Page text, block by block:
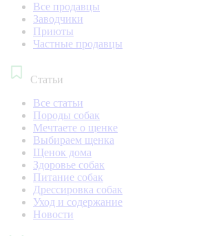
Все продавцы
Заводчики
Приюты
Частные продавцы
Статьи
Все статьи
Породы собак
Мечтаете о щенке
Выбираем щенка
Щенок дома
Здоровье собак
Питание собак
Дрессировка собак
Уход и содержание
Новости